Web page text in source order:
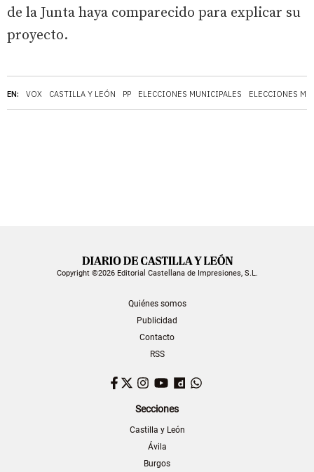
EN: VOX CASTILLA Y LEÓN PP ELECCIONES MUNICIPALES ELECCIONES
de la Junta haya comparecido para explicar su
proyecto.
Copyright ©2026 Editorial Castellana de Impresiones, S.L.
Quiénes somos
Publicidad
Contacto
RSS
Facebook
TwitterInstagram
YouTubeDailymotion
Secciones
Castilla y León
Ávila
Burgos